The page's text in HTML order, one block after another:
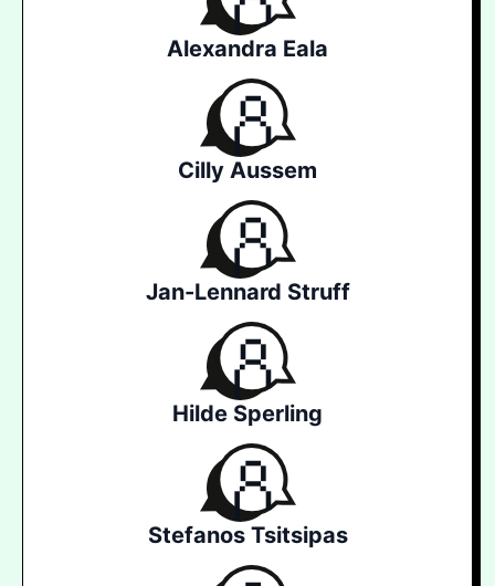
Alexandra Eala
Cilly Aussem
Jan-Lennard Struff
Hilde Sperling
Stefanos Tsitsipas